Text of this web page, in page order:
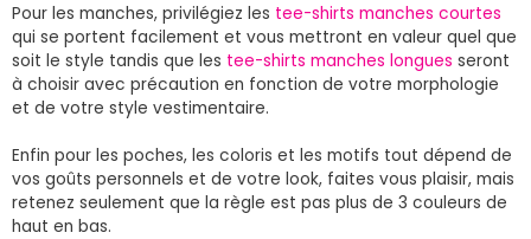
Pour les manches, privilégiez les tee-shirts manches courtes
qui se portent facilement et vous mettront en valeur quel que
soit le style tandis que les tee-shirts manches longues seront
à choisir avec précaution en fonction de votre morphologie
et de votre style vestimentaire.
Enfin pour les poches, les coloris et les motifs tout dépend de
vos goûts personnels et de votre look, faites vous plaisir, mais
retenez seulement que la règle est pas plus de 3 couleurs de
haut en bas.